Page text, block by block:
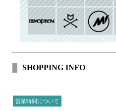
SHOPPING INFO
営業時間について